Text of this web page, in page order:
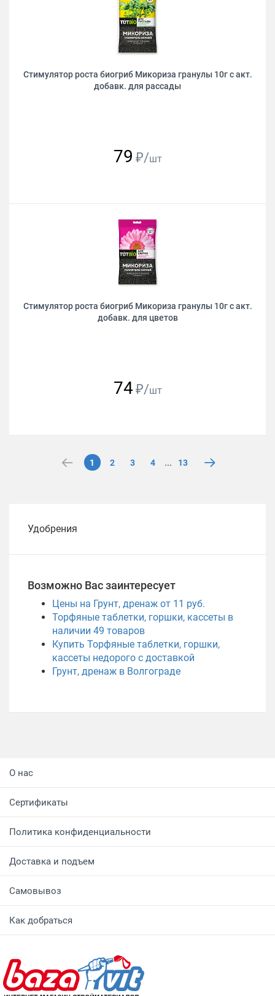
Стимулятор роста биогриб Микориза гранулы 10г с акт.
добавк. для рассады
79 ₽/шт
Стимулятор роста биогриб Микориза гранулы 10г с акт.
добавк. для цветов
74₽/шт
1 2 3 4 ... 13
Удобрения
Возможно Вас заинтересует
Цены на Грунт, дренаж от 11 руб.
Торфяные таблетки, горшки, кассеты в
наличии 49 товаров
Купить Торфяные таблетки, горшки,
кассеты недорого с доставкой
Грунт, дренаж в Волгограде
О нас
Сертификаты
Политика конфиденциальности
Доставка и подъем
Самовывоз
Как добраться